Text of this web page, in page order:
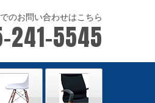
のお問い合わせはこちら
241-5545